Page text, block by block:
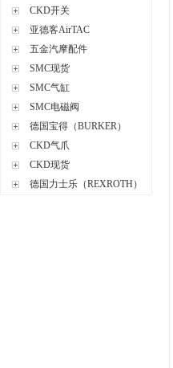
CKD开关
亚德客AirTAC
五金汽摩配件
SMC现货
SMC气缸
SMC电磁阀
德国宝得（BURKER）
CKD气爪
CKD现货
德国力士乐（REXROTH）